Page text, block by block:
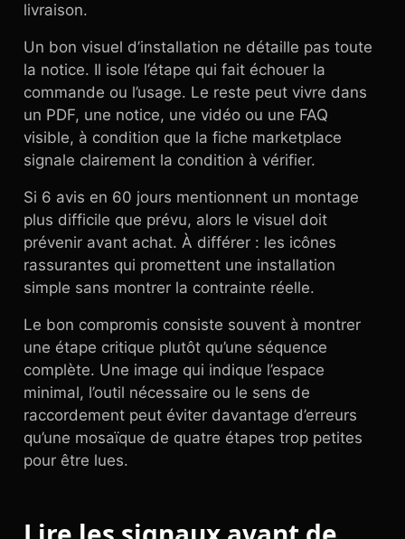
livraison.
Un bon visuel d’installation ne détaille pas toute
la notice. Il isole l’étape qui fait échouer la
commande ou l’usage. Le reste peut vivre dans
un PDF, une notice, une vidéo ou une FAQ
visible, à condition que la fiche marketplace
signale clairement la condition à vérifier.
Si 6 avis en 60 jours mentionnent un montage
plus difficile que prévu, alors le visuel doit
prévenir avant achat. À différer : les icônes
rassurantes qui promettent une installation
simple sans montrer la contrainte réelle.
Le bon compromis consiste souvent à montrer
une étape critique plutôt qu’une séquence
complète. Une image qui indique l’espace
minimal, l’outil nécessaire ou le sens de
raccordement peut éviter davantage d’erreurs
qu’une mosaïque de quatre étapes trop petites
pour être lues.